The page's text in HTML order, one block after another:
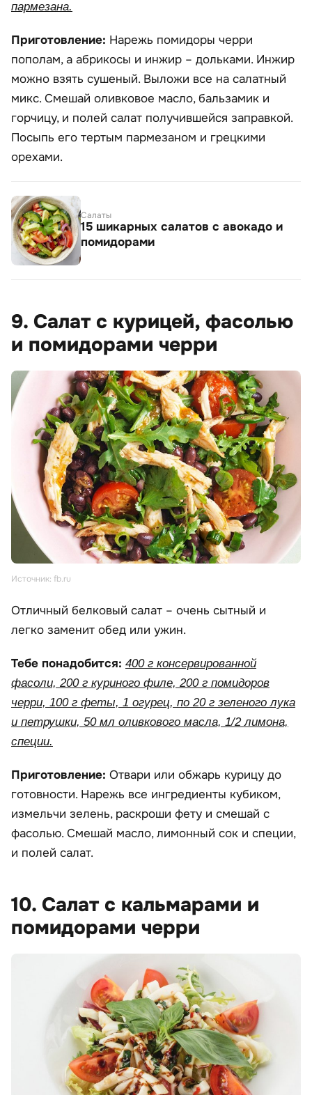
пармезана.
Приготовление: Нарежь помидоры черри
пополам, а абрикосы и инжир – дольками. Инжир
можно взять сушеный. Выложи все на салатный
микс. Смешай оливковое масло, бальзамик и
горчицу, и полей салат получившейся заправкой.
Посыпь его тертым пармезаном и грецкими
орехами.
Салаты
15 шикарных салатов с авокадо и
помидорами
9. Салат с курицей, фасолью
и помидорами черри
Источник: fb.ru
Отличный белковый салат – очень сытный и
легко заменит обед или ужин.
Тебе понадобится: 400 г консервированной
фасоли, 200 г куриного филе, 200 г помидоров
черри, 100 г феты, 1 огурец, по 20 г зеленого лука
и петрушки, 50 мл оливкового масла, 1/2 лимона,
специи.
Приготовление: Отвари или обжарь курицу до
готовности. Нарежь все ингредиенты кубиком,
измельчи зелень, раскроши фету и смешай с
фасолью. Смешай масло, лимонный сок и специи,
и полей салат.
10. Салат с кальмарами и
помидорами черри